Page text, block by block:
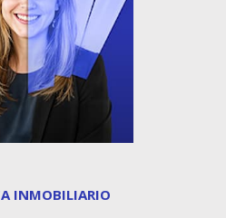
INMOBILIARIO